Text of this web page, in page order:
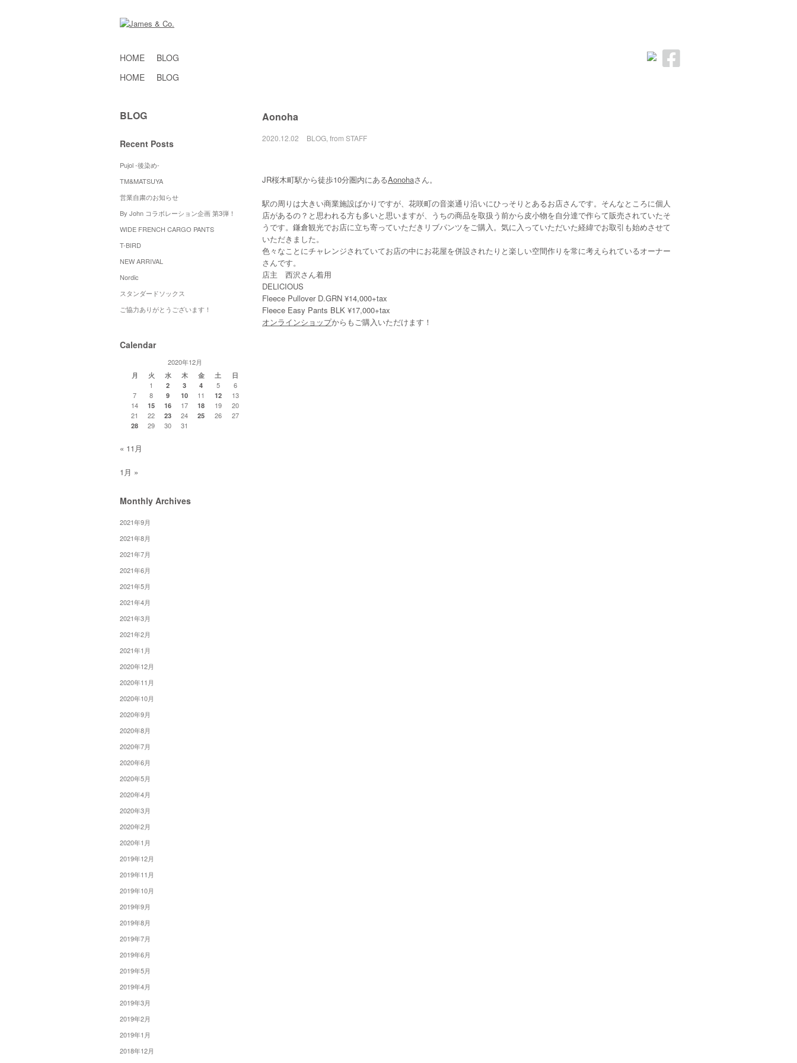
HOME
BLOG
HOME
BLOG
Aonoha
2020.12.02 BLOG from STAFF
JR桜木町駅から徒歩10分圏内にあるAonohaさん。
駅の周りは大きい商業施設ばかりですが、花咲町の音楽通り沿いにひっそりとあるお店さんです。そんなところに個人
店があるの？と思われる方も多いと思いますが、うちの商品を取扱う前から皮小物を自分達で作らて販売されていたそ
うです。鎌倉観光でお店に立ち寄っていただきリブパンツをご購入。気に入っていただいた経緯でお取引も始めさせて
いただきました。
色々なことにチャレンジされていてお店の中にお花屋を併設されたりと楽しい空間作りを常に考えられているオーナー
さんです。
店主 西沢さん着用
DELICIOUS
Fleece Pullover D.GRN ¥14,000+tax
Fleece Easy Pants BLK ¥17,000+tax
オンラインショップからもご購入いただけます！
BLOG
Recent Posts
Pujol -後染め-
TM&MATSUYA
営業自粛のお知らせ
By John コラボレーション企画 第3弾！
WIDE FRENCH CARGO PANTS
T-BIRD
NEW ARRIVAL
Nordic
スタンダードソックス
ご協力ありがとうございます！
Calendar
2020年12月
月 火 水 木 金 土 日
1 2 3 4 5
6
7
8 9 10 11 12
13
14
15 16 17 18 19
20
21
22 23 24 25 26 27
28 29 30 31
« 11月
1月 »
Monthly Archives
2021年9月
2021年8月
2021年7月
2021年6月
2021年5月
2021年4月
2021年3月
2021年2月
2021年1月
2020年12月
2020年11月
2020年10月
2020年9月
2020年8月
2020年7月
2020年6月
2020年5月
2020年4月
2020年3月
2020年2月
2020年1月
2019年12月
2019年11月
2019年10月
2019年9月
2019年8月
2019年7月
2019年6月
2019年5月
2019年4月
2019年3月
2019年2月
2019年1月
2018年12月